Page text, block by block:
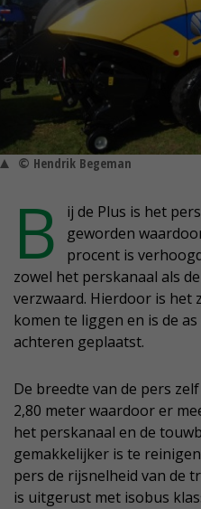
© Hendrik Begeman
B
ij de Plus is het
geworden
procent is
zowel het perskanaal als
verzwaard. Hierdoor is het
komen te liggen en is de
achteren geplaatst.
De breedte van de pers
2,80 meter waardoor er
het perskanaal en de
gemakkelijker is te
pers de rijsnelheid van de
is uitgerust met isobus